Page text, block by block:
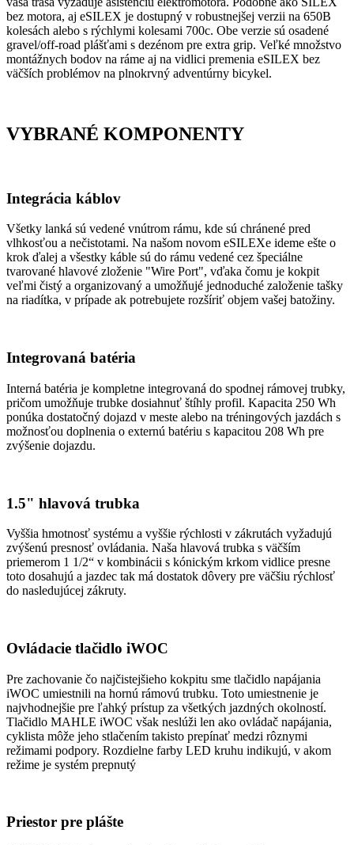
bez motora, aj eSILEX je dostupný v robustnejšej verzii na 650B
kolesách alebo s rýchlymi kolesami 700c. Obe verzie sú osadené
gravel/off-road plášťami s dezénom pre extra grip. Veľké množstvo
montážnych bodov na ráme aj na vidlici premenia eSILEX bez
väčších problémov na plnokrvný adventúrny bicykel.
VYBRANÉ KOMPONENTY
Integrácia káblov
Všetky lanká sú vedené vnútrom rámu, kde sú chránené pred
vlhkosťou a nečistotami. Na našom novom eSILEXe ideme ešte o
krok ďalej a všestky káble sú do rámu vedené cez špeciálne
tvarované hlavové zloženie "Wire Port", vďaka čomu je kokpit
veľmi čistý a organizovaný a umožňujé jednoduché založenie tašky
na riadítka, v prípade ak potrebujete rozšíriť objem vašej batožiny.
Integrovaná batéria
Interná batéria je kompletne integrovaná do spodnej rámovej trubky,
pričom umožňuje trubke dosiahnuť štíhly profil. Kapacita 250 Wh
ponúka dostatočný dojazd v meste alebo na tréningových jazdách s
možnosťou doplnenia o externú batériu s kapacitou 208 Wh pre
zvýšenie dojazdu.
1.5" hlavová trubka
Vyššia hmotnosť systému a vyššie rýchlosti v zákrutách vyžadujú
zvýšenú presnosť ovládania. Naša hlavová trubka s väčším
priemerom 1 1/2“ v kombinácii s kónickým krkom vidlice presne
toto dosahujú a jazdec tak má dostatok dôvery pre väčšiu rýchlosť
do nasledujúcej zákruty.
Ovládacie tlačidlo iWOC
Pre zachovanie čo najčistejšieho kokpitu sme tlačidlo napájania
iWOC umiestnili na hornú rámovú trubku. Toto umiestnenie je
najvhodnejšie pre ľahký prístup za všetkých jazdných okolností.
Tlačidlo MAHLE iWOC však neslúži len ako ovládač napájania,
cyklista môže jeho stlačením takisto prepínať medzi rôznymi
režimami podpory. Rozdielne farby LED kruhu indikujú, v akom
režime je systém prepnutý
Priestor pre plášte